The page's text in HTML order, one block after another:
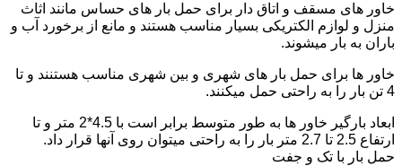
خاور های مسقف و اتاق دار برای حمل بار های حساس مانند اثاث
منزل و لوازم الکتریکی بسیار مناسب هستند و مانع از برخورد آب و
باران به بار میشوند.
خاور ها برای حمل بار های شهری و بین شهری مناسب هستنند و تا
4 تن بار را به راحتی حمل میکنند.
ابعاد بارگیر خاور ها به طور متوسط برابر است با 4.5*2 متر و تا
ارتفاع 2.5 تا 2.7 متر بار را به راحتی میتوان روی آنها قرار داد.
حمل بار با تک و جفت